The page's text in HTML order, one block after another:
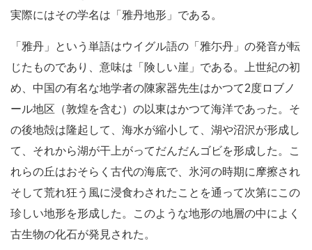
実際にはその学名は「雅丹地形」である。
「雅丹」という単語はウイグル語の「雅尓丹」の発音が転
じたものであり、意味は「険しい崖」である。上世紀の初
め、中国の有名な地学者の陳家器先生はかつて2度ロブノ
ール地区（敦煌を含む）の以東はかつて海洋であった。そ
の後地殻は隆起して、海水が縮小して、湖や沼沢が形成し
て、それから湖が干上がってだんだんゴビを形成した。こ
れらの丘はおそらく古代の海底で、氷河の時期に摩擦され
そして荒れ狂う風に浸食わされたことを通って次第にこの
珍しい地形を形成した。このような地形の地層の中によく
古生物の化石が発見された。